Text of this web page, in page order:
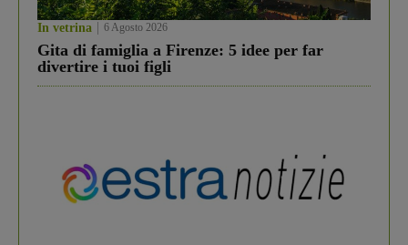
In vetrina 6 Agosto 2026
Gita di famiglia a Firenze: 5 idee per far
divertire i tuoi figli